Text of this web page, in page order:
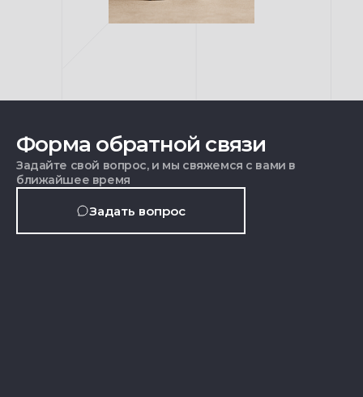
Форма обратной связи
Задайте свой вопрос, и мы свяжемся с вами в
ближайшее время
Задать вопрос